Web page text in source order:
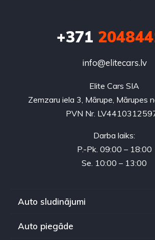
+371
info@elitecars.lv
Elite Cars SIA
Zemzaru iela 3, Mārupe, Mārupes
PVN Nr.
Darba laiks:
P.-Pk. 09:00 – 18:00
Se. 10:00 – 13:00
Auto sludinājumi
Auto piegāde